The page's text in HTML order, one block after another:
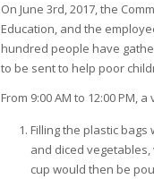
On June 3rd, 2017, the
Education, and the
hundred people have
to be sent to help poor
From 9:00 AM to 12:00 PM,
Filling the plastic
and diced
cup would then be